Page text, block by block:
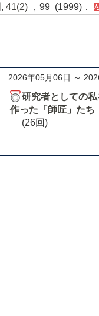
, 41(2) ，99 (1999)．
2026年05月06日 ～
研究者としての私
作った「師匠」たち
(26回)